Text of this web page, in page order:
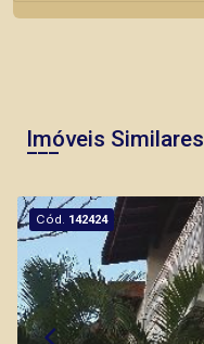
Imóveis Similares
Cód. 142424